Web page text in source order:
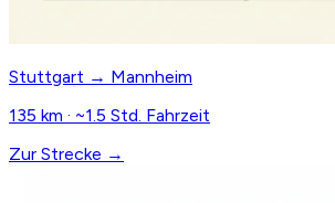
Stuttgart → Mannheim
135 km · ~1.5 Std. Fahrzeit
Zur Strecke →